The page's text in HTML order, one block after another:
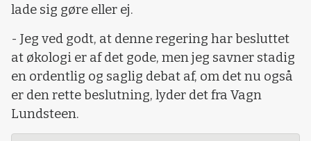
lade sig gøre eller ej.
- Jeg ved godt, at denne regering har besluttet
at økologi er af det gode, men jeg savner stadig
en ordentlig og saglig debat af, om det nu også
er den rette beslutning, lyder det fra Vagn
Lundsteen.